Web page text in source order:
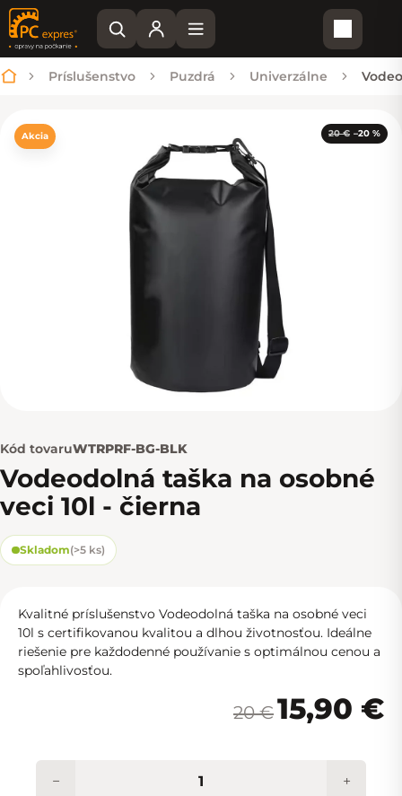
Domov
Príslušenstvo Puzdrá Univerzálne
Akcia 20 € –20 %
Kód tovaruWTRPRF-BG-BLK
Vodeodolná taška na osobné
veci 10l - čierna
Skladom(>5 ks)
Kvalitné príslušenstvo Vodeodolná taška na osobné veci
10l s certifikovanou kvalitou a dlhou životnosťou. Ideálne
riešenie pre každodenné používanie s optimálnou cenou a
spoľahlivosťou.
20 €15,90 €
+
−